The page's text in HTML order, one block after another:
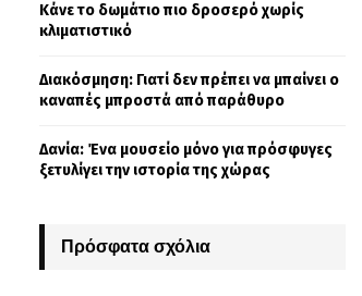
Κάνε το δωμάτιο πιο δροσερό χωρίς
κλιματιστικό
Διακόσμηση: Γιατί δεν πρέπει να μπαίνει ο
καναπές μπροστά από παράθυρο
Δανία: Ένα μουσείο μόνο για πρόσφυγες
ξετυλίγει την ιστορία της χώρας
Πρόσφατα σχόλια